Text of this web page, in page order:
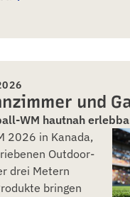
und
WM hautnah
2026 in Kanada,
Outdoor-
drei Metern
bringen